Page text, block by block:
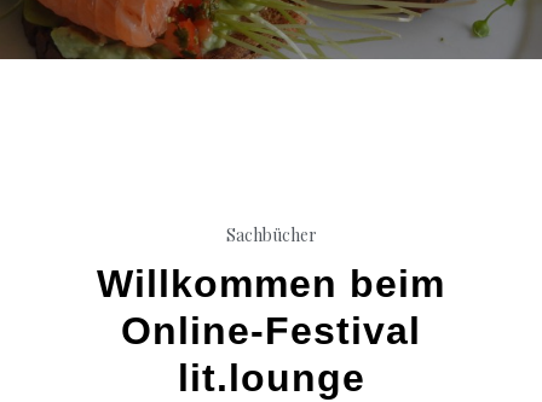
Sachbücher
Willkommen beim
Online-Festival
lit.lounge